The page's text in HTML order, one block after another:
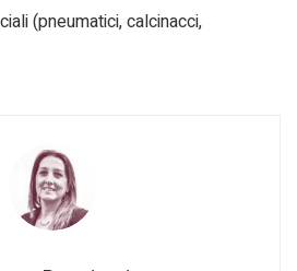
(pneumatici, calcinacci,